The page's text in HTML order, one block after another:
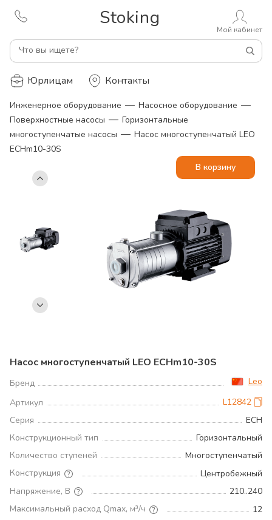
Stoking
Что вы ищете?
Мой кабинет
Юрлицам Контакты
Инженерное оборудование — Насосное оборудование —
Поверхностные насосы — Горизонтальные
многоступенчатые насосы — Насос многоступенчатый LEO
ECHm10-30S
Насос многоступенчатый LEO ECHm10-30S
Бренд
Leo
Артикул
L12842
Серия
ECH
Конструкционный тип
Горизонтальный
Количество ступеней
Многоступенчатый
Конструкция
Центробежный
Напряжение, В
210..240
Максимальный расход Qmax, м³/ч
12
В корзину